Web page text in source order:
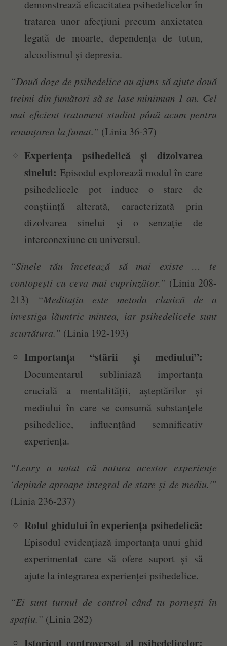
demonstrează eficacitatea psihedelicelor în
tratarea unor afecțiuni precum anxietatea
legată de moarte, dependența de tutun,
alcoolismul și depresia.
“Două doze de psihedelice au ajuns să ajute două
treimi din fumători să se lase minimum 1 an. Cel
mai eficient tratament studiat până acum pentru
renunțarea la fumat.” (Linia 36-37)
Experiența psihedelică și dizolvarea
sinelui: Episodul explorează modul în care
psihedelicele pot induce o stare de
conștiință alterată, caracterizată prin
dizolvarea sinelui și o senzație de
interconexiune cu universul.
“Sinele tău încetează să mai existe … te
contopești cu ceva mai cuprinzător.” (Linia 208-
213)
“Meditația este metoda clasică de a
investiga lăuntric mintea, iar psihedelicele sunt
scurtătura.” (Linia 192-193)
Importanța “stării și mediului”:
Documentarul subliniază importanța
crucială a mentalității, așteptărilor și
mediului în care se consumă substanțele
psihedelice, influențând semnificativ
experiența.
“Leary a notat că natura acestor experiențe
‘depinde aproape integral de stare și de mediu.'”
(Linia 236-237)
Rolul ghidului în experiența psihedelică:
Episodul evidențiază importanța unui ghid
experimentat care să ofere suport și să
ajute la integrarea experienței psihedelice.
“Ei sunt turnul de control când tu pornești în
spațiu.” (Linia 282)